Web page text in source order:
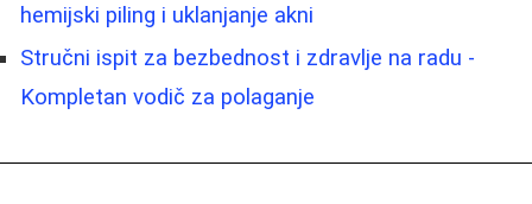
hemijski piling i uklanjanje akni
Stručni ispit za bezbednost i zdravlje na radu -
Kompletan vodič za polaganje